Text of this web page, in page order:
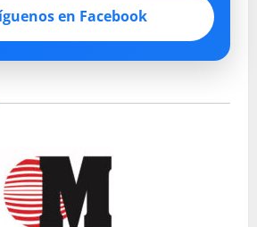
en Facebook